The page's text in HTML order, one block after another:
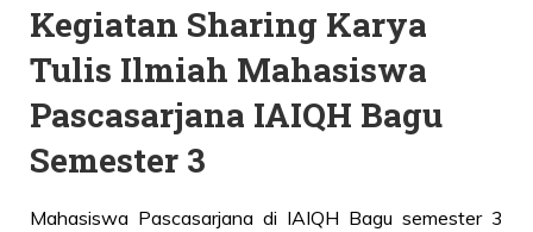
Kegiatan Sharing Karya
Tulis Ilmiah Mahasiswa
Pascasarjana IAIQH Bagu
Semester 3
Mahasiswa Pascasarjana di IAIQH Bagu semester 3